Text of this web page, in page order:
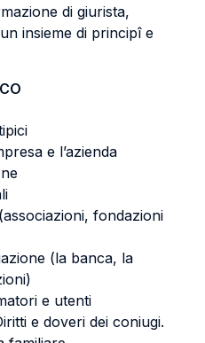
di giurista,
insieme di principî e
e l’azienda
fondazioni
(la banca, la
e utenti
e doveri dei coniugi.